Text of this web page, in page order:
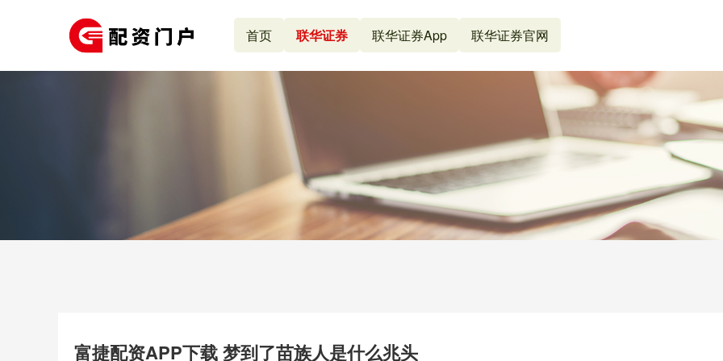
首页 联华证券 联华证券App 联华证券官网
富捷配资APP下载 梦到了苗族人是什么兆头